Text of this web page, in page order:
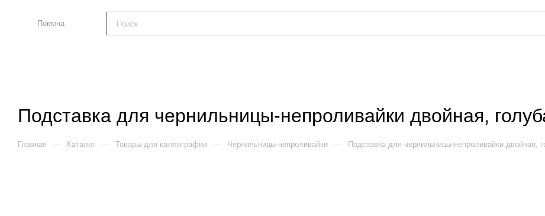
Помона
Подставка для чернильницы-непроливайки двойная,
Главная — Каталог — Товары для каллиграфии — Чернильницы-непроливайки — Подставка для чернильницы-непроливайки двойная,